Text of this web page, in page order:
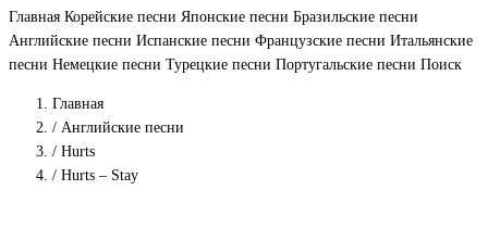
Главная Корейские песни Японские песни Бразильские песни
Английские песни Испанские песни Французские песни Итальянские
песни Немецкие песни Турецкие песни Португальские песни Поиск
Главная
/ Английские песни
/ Hurts
/ Hurts – Stay